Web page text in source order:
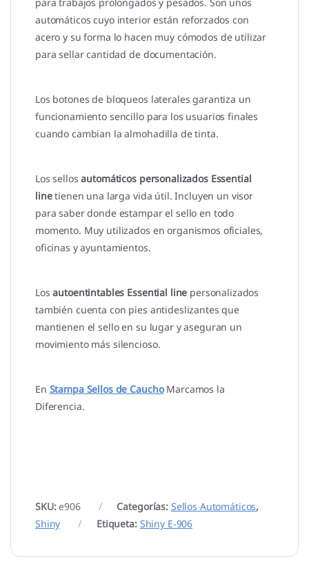
automáticos cuyo interior están reforzados con
acero y su forma lo hacen muy cómodos de utilizar
para sellar cantidad de documentación.
Los botones de bloqueos laterales garantiza un
funcionamiento sencillo para los usuarios finales
cuando cambian la almohadilla de tinta.
Los sellosautomáticos personalizados Essential
linetienen una larga vida útil. Incluyen un visor
para saber donde estampar el sello en todo
momento. Muy utilizados en organismos oficiales,
oficinas y ayuntamientos.
Losautoentintables Essential line personalizados
también cuenta con pies antideslizantes que
mantienen el sello en su lugar y aseguran un
movimiento más silencioso.
En Stampa Sellos de CauchoMarcamos la
Diferencia.
SKU:e906 Categorías: Sellos Automáticos,
Shiny
Etiqueta: Shiny E-906